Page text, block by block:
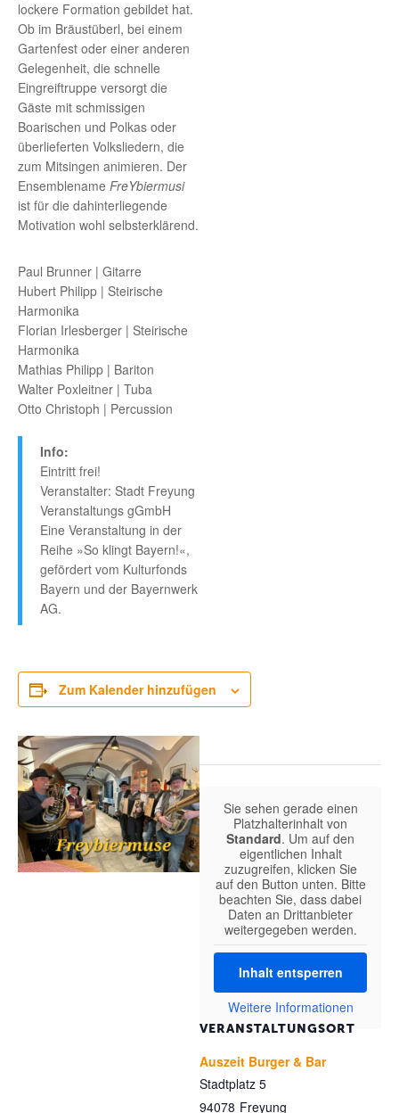
lockere Formation gebildet hat.
Ob im Bräustüberl, bei einem
Gartenfest oder einer anderen
Gelegenheit, die schnelle
Eingreiftruppe versorgt die
Gäste mit schmissigen
Boarischen und Polkas oder
überlieferten Volksliedern, die
zum Mitsingen animieren. Der
Ensemblename FreYbiermusi
ist für die dahinterliegende
Motivation wohl selbsterklärend.
Paul Brunner | Gitarre
Hubert Philipp | Steirische
Harmonika
Florian Irlesberger | Steirische
Harmonika
Mathias Philipp | Bariton
Walter Poxleitner | Tuba
Otto Christoph | Percussion
Info:
Eintritt frei!
Veranstalter: Stadt Freyung
Veranstaltungs gGmbH
Eine Veranstaltung in der
Reihe »So klingt Bayern!«,
gefördert vom Kulturfonds
Bayern und der Bayernwerk
AG.
Zum Kalender hinzufügen
VERANSTALTUNGSORT
Auszeit Burger & Bar
Stadtplatz 5
Freyung
94078
Sie sehen gerade einen
Platzhalterinhalt von
Standard. Um auf den
eigentlichen Inhalt
zuzugreifen, klicken Sie
auf den Button unten. Bitte
beachten Sie, dass dabei
Daten an Drittanbieter
weitergegeben werden.
Inhalt entsperren
Weitere Informationen